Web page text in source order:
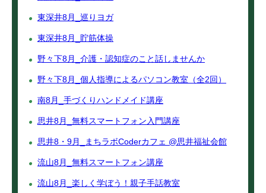
東深井8月_巡りヨガ
東深井8月_貯筋体操
野々下8月_介護・認知症のこと話しませんか
野々下8月_個人指導によるパソコン教室（全2回）
南8月_手づくりハンドメイド講座
思井8月_無料スマートフォン入門講座
思井8・9月_まちラボCoderカフェ @思井福祉会館
流山8月_無料スマートフォン講座
流山8月_楽しく学ぼう！親子手話教室